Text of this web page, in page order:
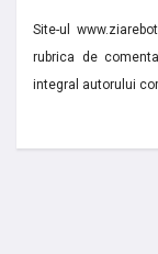
Site-ul
rubrica de
integral autorului